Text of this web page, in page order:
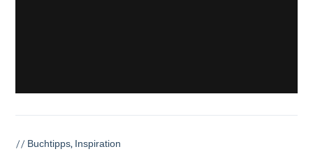
// Buchtipps, Inspiration